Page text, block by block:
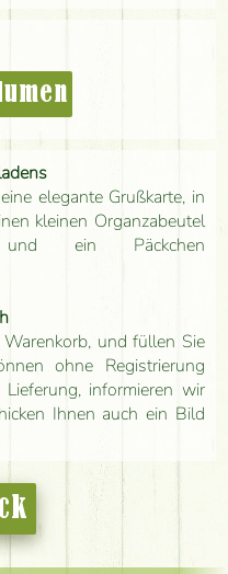
elegante Grußkarte, in
kleinen Organzabeutel
ein Päckchen
und füllen Sie
ohne Registrierung
informieren wir
Ihnen auch ein Bild